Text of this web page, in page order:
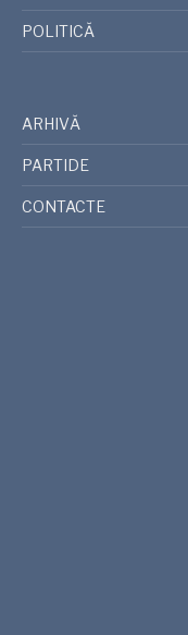
POLITICĂ
ARHIVĂ
PARTIDE
CONTACTE